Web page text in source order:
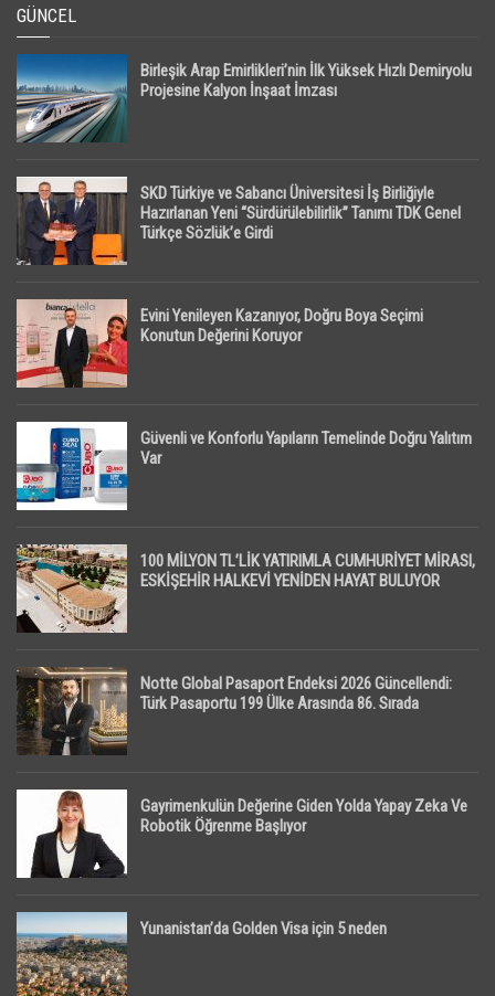
GÜNCEL
Birleşik Arap Emirlikleri’nin İlk Yüksek Hızlı Demiryolu
Projesine Kalyon İnşaat İmzası
SKD Türkiye ve Sabancı Üniversitesi İş Birliğiyle
Hazırlanan Yeni “Sürdürülebilirlik” Tanımı TDK Genel
Türkçe Sözlük’e Girdi
Evini Yenileyen Kazanıyor, Doğru Boya Seçimi
Konutun Değerini Koruyor
Güvenli ve Konforlu Yapıların Temelinde Doğru Yalıtım
Var
100 MİLYON TL’LİK YATIRIMLA CUMHURİYET MİRASI,
ESKİŞEHİR HALKEVİ YENİDEN HAYAT BULUYOR
Notte Global Pasaport Endeksi 2026 Güncellendi:
Türk Pasaportu 199 Ülke Arasında 86. Sırada
Gayrimenkulün Değerine Giden Yolda Yapay Zeka Ve
Robotik Öğrenme Başlıyor
Yunanistan’da Golden Visa için 5 neden